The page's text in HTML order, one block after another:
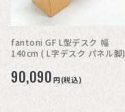
fantoni GF L型デスク 幅
140cm ( L字デスク パネル脚)
90,090 円(税込)